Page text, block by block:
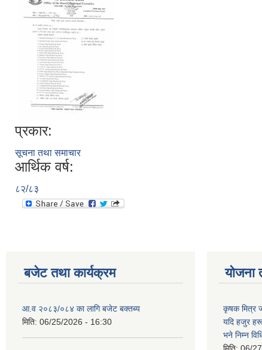
प्रकार:
सूचना तथा समाचार
आर्थिक वर्ष:
८२/८३
बजेट तथा कार्यक्रम
आ.व २०८३/०८४ का लागि बजेट बक्तब्य
मिति: 06/25/2026 - 16:30
योजना
कृषक मित्र
यदि हजुर
भने निम्न